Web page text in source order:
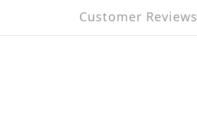
Customer Reviews